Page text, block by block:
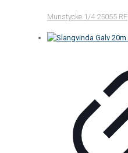
Munstycke 1/4 25055 RF